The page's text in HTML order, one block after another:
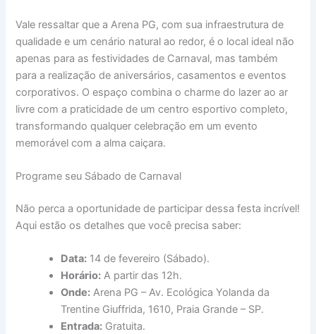
Vale ressaltar que a Arena PG, com sua infraestrutura de
qualidade e um cenário natural ao redor, é o local ideal não
apenas para as festividades de Carnaval, mas também
para a realização de aniversários, casamentos e eventos
corporativos. O espaço combina o charme do lazer ao ar
livre com a praticidade de um centro esportivo completo,
transformando qualquer celebração em um evento
memorável com a alma caiçara.
Programe seu Sábado de Carnaval
Não perca a oportunidade de participar dessa festa incrível!
Aqui estão os detalhes que você precisa saber:
Data: 14 de fevereiro (Sábado).
Horário: A partir das 12h.
Onde: Arena PG – Av. Ecológica Yolanda da
Trentine Giuffrida, 1610, Praia Grande – SP.
Entrada: Gratuita.